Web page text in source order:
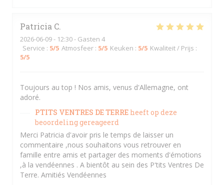
Patricia C
2026-06-09- 12:30 - Gasten 4
Service : 5/5 Atmosfeer : 5/5 Keuken : 5/5 Kwaliteit / Prijs :
5/5
Toujours au top ! Nos amis, venus d'Allemagne, ont
adoré.
PTITS VENTRES DE TERRE heeft op deze
beoordeling gereageerd
Merci Patricia d'avoir pris le temps de laisser un
commentaire ,nous souhaitons vous retrouver en
famille entre amis et partager des moments d'émotions
,à la vendéennes . A bientôt au sein des P'tits Ventres De
Terre. Amitiés Vendéennes